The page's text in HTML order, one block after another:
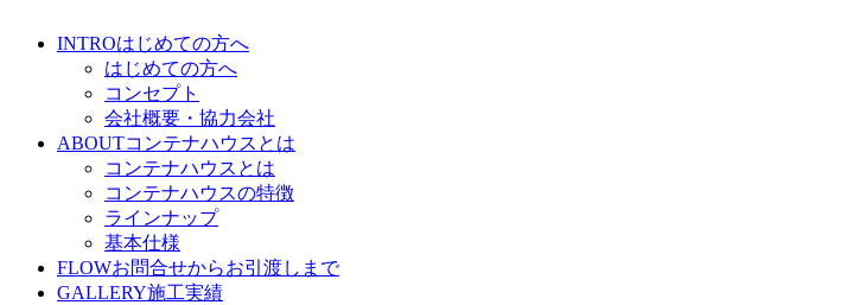
INTROはじめての方へ
はじめての方へ
コンセプト
会社概要・協力会社
ABOUTコンテナハウスとは
コンテナハウスとは
コンテナハウスの特徴
ラインナップ
基本仕様
FLOWお問合せからお引渡しまで
GALLERY施工実績